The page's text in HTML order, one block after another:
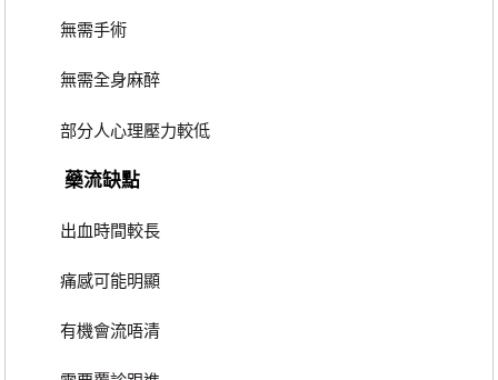
無需手術
無需全身麻醉
部分人心理壓力較低
藥流缺點
出血時間較長
痛感可能明顯
有機會流唔清